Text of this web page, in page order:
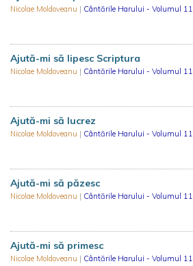
Nicolae Moldoveanu | Cântările Harului - Volumul 11
Ajută-mi să lipesc Scriptura
Nicolae Moldoveanu | Cântările Harului - Volumul 11
Ajută-mi să lucrez
Nicolae Moldoveanu | Cântările Harului - Volumul 11
Ajută-mi să păzesc
Nicolae Moldoveanu | Cântările Harului - Volumul 11
Ajută-mi să primesc
Nicolae Moldoveanu | Cântările Harului - Volumul 11